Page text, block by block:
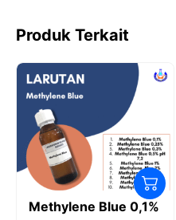
Produk Terkait
Methylene Blue 0,1%